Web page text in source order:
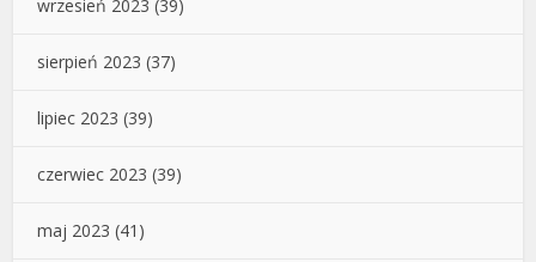
wrzesień 2023 (39)
sierpień 2023 (37)
lipiec 2023 (39)
czerwiec 2023 (39)
maj 2023 (41)